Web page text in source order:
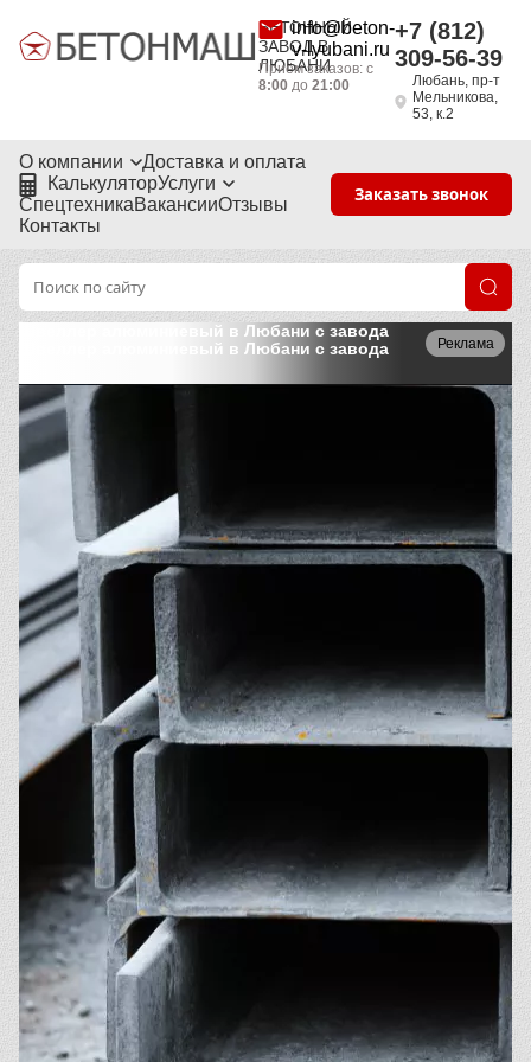
БЕТОННЫЙ
ЗАВОД В
ЛЮБАНИ
info@beton-
v-lyubani.ru
Приём заказов: с
8:00до 21:00
+7 (812)
309-56-39
Любань, пр-т
Мельникова,
53, к.2
О компании
Доставка и оплата
КалькуляторУслуги
СпецтехникаВакансииОтзывы
Контакты
Заказать звонок
Реклама
Швеллер алюминиевый в Любани с завода
Швеллер алюминиевый в Любани с завода